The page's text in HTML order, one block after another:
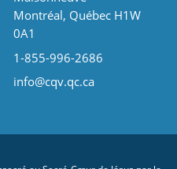
Montréal, Québec H1W
0A1
1-855-996-2686
info@cqv.qc.ca